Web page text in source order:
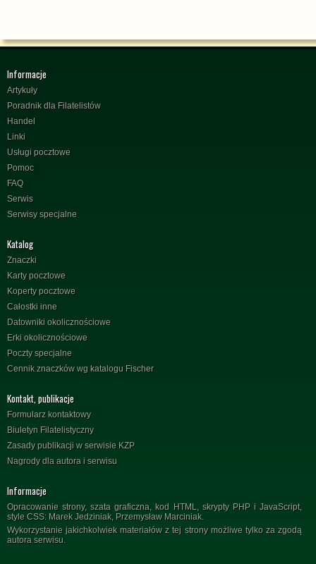
Informacje
Artykuły
Poradnik dla Filatelistów
Handel
Linki
Usługi pocztowe
Pomoc
FAQ
Serwis
Serwisy specjalne
Katalog
Znaczki
Karty pocztowe
Koperty pocztowe
Całostki inne
Datowniki okolicznościowe
Erki okolicznościowe
Poczty specjalne
Cennik znaczków wg katalogu Fischer
Kontakt, publikacje
Formularz kontaktowy
Biuletyn Filatelistyczny
Zasady publikacji w serwisie KZP
Nagrody dla autora i serwisu
Informacje
Opracowanie strony, szata graficzna, kod HTML, skrypty PHP i JavaScript,
style CSS: Marek Jedziniak, Przemysław Marciniak.
Wykorzystanie jakichkolwiek materiałów z tej strony możliwe tylko za zgodą
autora serwisu.